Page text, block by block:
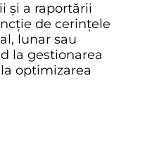
și a raportării
de cerințele
lunar sau
la gestionarea
optimizarea